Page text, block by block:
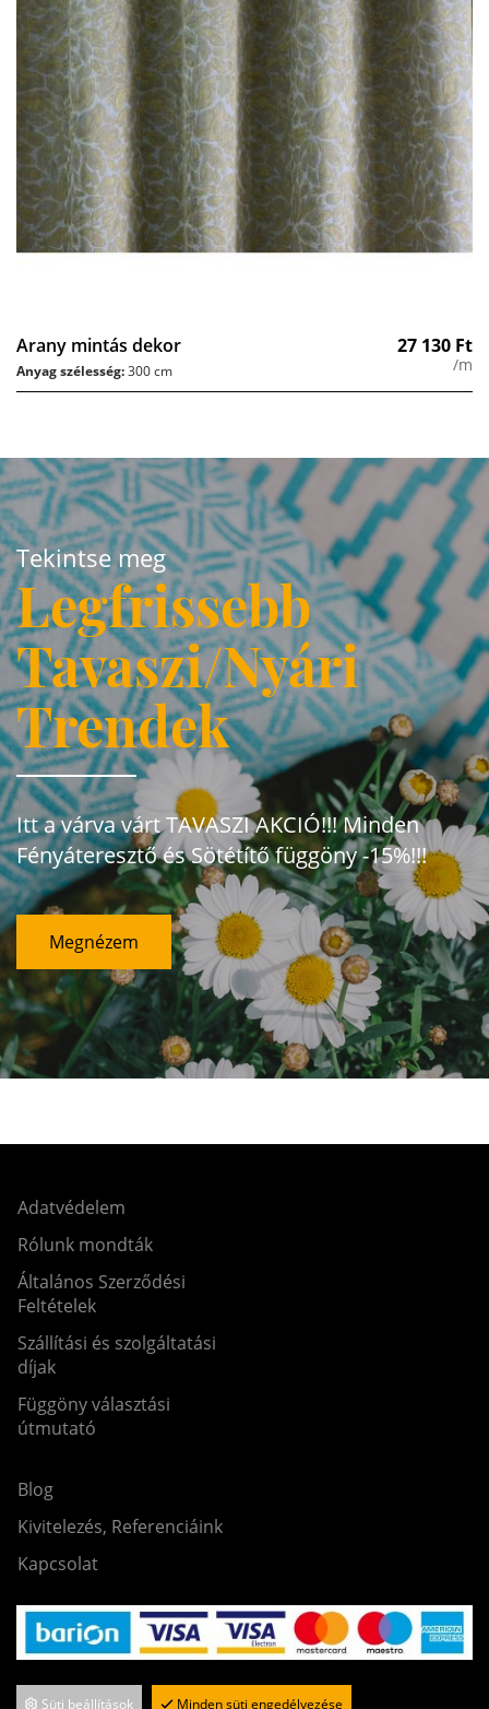
Arany mintás dekor 27 130 Ft
/m
Anyag szélesség:300 cm
Tekintse meg
Legfrissebb
Tavaszi/Nyári
Trendek
Itt a várva várt TAVASZI AKCIÓ!!! Minden
Fényáteresztő és Sötétítő függöny -15%!!!
Megnézem
Adatvédelem
Rólunk mondták
Általános Szerződési
Feltételek
Szállítási és szolgáltatási
díjak
Függöny választási
útmutató
Blog
Kivitelezés, Referenciáink
Kapcsolat
Süti beállítások Minden süti engedélyezése